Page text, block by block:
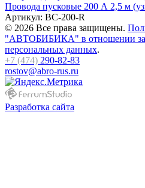
Провода пусковые 200 А 2,5 м
Артикул: ВС-200-R
© 2026 Все права защищены.
"АВТОБИБИКА" в отношении
персональных данных.
+7 (474) 290-82-83
rostov@abro-rus.ru
Разработка сайта